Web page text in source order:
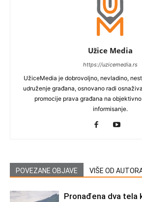
Užice Media
https://uzicemedia.rs
UžiceMedia je dobrovoljno, nevladino,
udruženje građana, osnovano radi
promocije prava građana na
informisanje.
POVEZANE OBJAVE VIŠE OD
Pronađena dva tela